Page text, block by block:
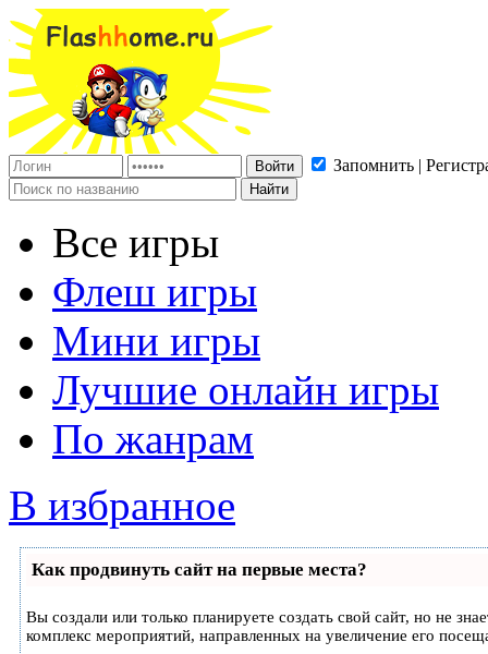
Запомнить |
Все игры
Флеш игры
Мини игры
Лучшие онлайн игры
По жанрам
В избранное
Как продвинуть сайт на первые места?
Вы создали или только планируете создать свой сайт, но не
комплекс мероприятий, направленных на увеличение его